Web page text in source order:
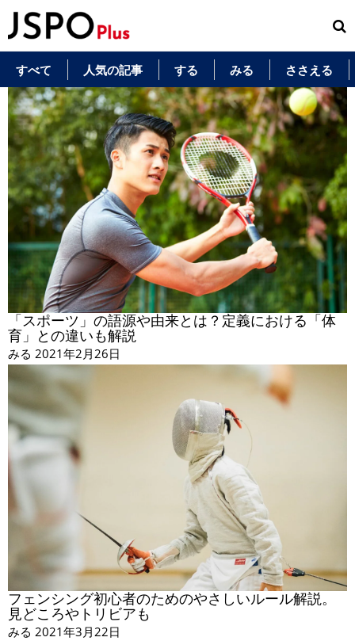
すべて 人気の記事 する みる ささえる
「スポーツ」の語源や由来とは？定義における「体
育」との違いも解説
みる 2021年2月26日
フェンシング初心者のためのやさしいルール解説。
見どころやトリビアも
みる 2021年3月22日